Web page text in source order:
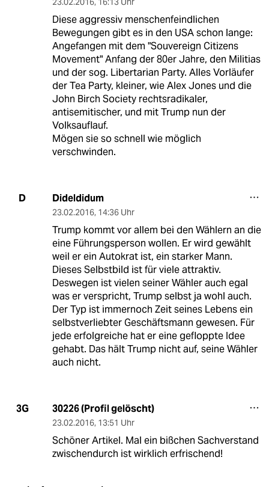
Diese aggressiv menschenfeindlichen
Bewegungen gibt es in den USA schon lange:
Angefangen mit dem "Souvereign Citizens
Movement" Anfang der 80er Jahre, den Militias
und der sog. Libertarian Party. Alles Vorläufer
der Tea Party, kleiner, wie Alex Jones und die
John Birch Society rechtsradikaler,
antisemitischer, und mit Trump nun der
Volksauflauf.
Mögen sie so schnell wie möglich
verschwinden.
D Dideldidum
23.02.2016, 14:36 Uhr
Trump kommt vor allem bei den Wählern an die
eine Führungsperson wollen. Er wird gewählt
weil er ein Autokrat ist, ein starker Mann.
Dieses Selbstbild ist für viele attraktiv.
Deswegen ist vielen seiner Wähler auch egal
was er verspricht, Trump selbst ja wohl auch.
Der Typ ist immernoch Zeit seines Lebens ein
selbstverliebter Geschäftsmann gewesen. Für
jede erfolgreiche hat er eine gefloppte Idee
gehabt. Das hält Trump nicht auf, seine Wähler
auch nicht.
3G 30226 (Profil gelöscht)
23.02.2016, 13:51 Uhr
Schöner Artikel. Mal ein bißchen Sachverstand
zwischendurch ist wirklich erfrischend!